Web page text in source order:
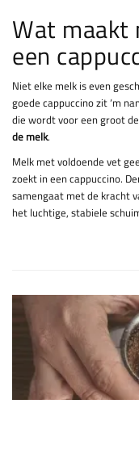
Wat maakt
een
Niet elke melk is even
goede cappuccino zit ‘m
die wordt voor een groot
de melk.
Melk met voldoende vet
zoekt in een cappuccino.
samengaat met de kracht
het luchtige, stabiele